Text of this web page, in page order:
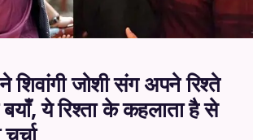
शिवांगी जोशी संग अपने रिश्ते
ये रिश्ता के कहलाता है से